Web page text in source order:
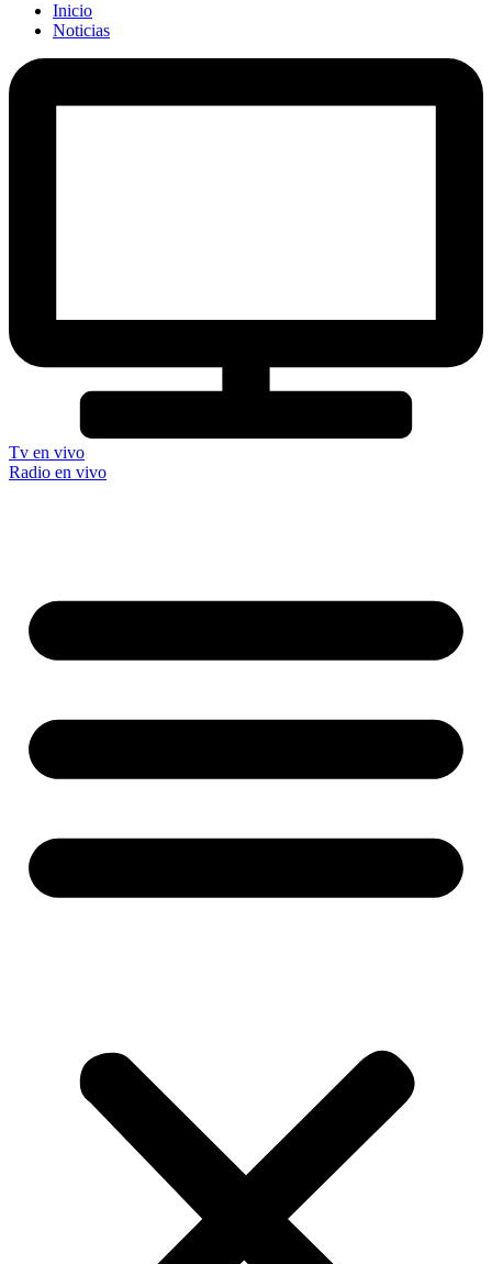
Inicio
Noticias
Tv en vivo
Radio en vivo